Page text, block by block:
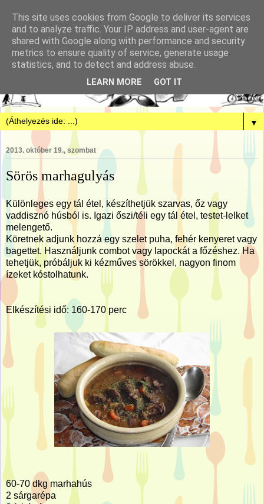
▼
2013. október 19., szombat
Sörös marhagulyás
Különleges egy tál étel, készíthetjük szarvas, őz vagy
vaddisznó húsból is. Igazi őszi/téli egy tál étel, testet-lelket
melengető.
Köretnek adjunk hozzá egy szelet puha, fehér kenyeret vagy
bagettet. Használjunk combot vagy lapockát a főzéshez. Ha
tehetjük, próbáljuk ki kézműves sörökkel, nagyon finom
ízeket kóstolhatunk.
Elkészítési idő: 160-170 perc
60-70 dkg marhahús
2 sárgarépa
This site uses cookies from Google to deliver its services
and to analyze traffic. Your IP address and user-agent are
shared with Google along with performance and security
metrics to ensure quality of service, generate usage
statistics, and to detect and address abuse.
LEARN MORE GOT IT